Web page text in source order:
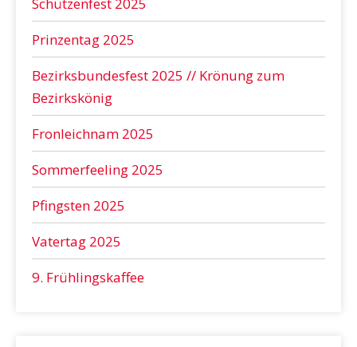
Schützenfest 2025
Prinzentag 2025
Bezirksbundesfest 2025 // Krönung zum
Bezirkskönig
Fronleichnam 2025
Sommerfeeling 2025
Pfingsten 2025
Vatertag 2025
9. Frühlingskaffee